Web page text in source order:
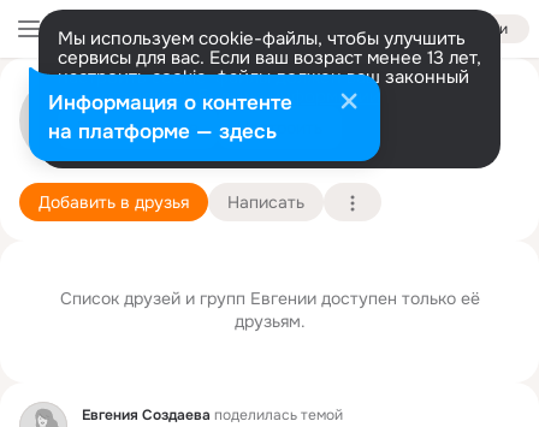
Войти
Мы используем cookie-файлы, чтобы улучшить
сервисы для вас. Если ваш возраст менее 13 лет,
настроить cookie-файлы должен ваш законный
представитель. Больше информации
Разрешить все Настроить
Евгения Создаева
Норвок 13 января Подробнее
Добавить в друзья Написать
Фид Евгения Создаева поделилась темой
Список друзей и групп Евгении доступен только её
друзьям.
Информация о контенте
на платформе — здесь